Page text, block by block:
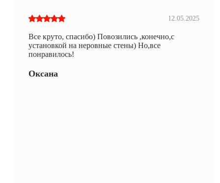
12.05.2025
Все круто, спасибо) Повозились ,конечно,с
установкой на неровные стены) Но,все
понравилось!
Оксана